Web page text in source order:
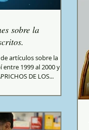
sobre la
artículos sobre la
entre 1999 al 2000 y
DE LOS...